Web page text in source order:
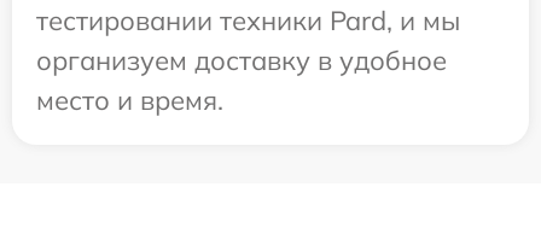
тестировании техники Pard, и мы
организуем доставку в удобное
место и время.